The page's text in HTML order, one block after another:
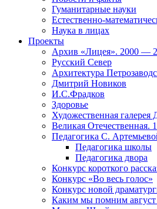
Гуманитарные науки
Естественно-
Наука в лицах
Проекты
Архив «Лицея». 2000 —
Русский Север
Архитектура
Дмитрий Новиков
И.С.Фрадков
Здоровье
Художественная
Великая Отечественная.
Педагогика С.
Педагогика школы
Педагогика двора
Конкурс короткого
Конкурс «Во весь голос»
Конкурс новой
Каким мы помним